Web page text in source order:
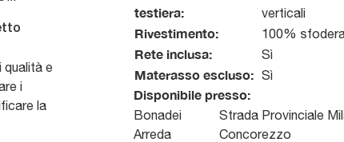
qualità e
i
la
testiera:
verticali
Rivestimento: 100%
Rete inclusa: Sì
Materasso escluso: Sì
Disponibile presso:
Bonadei
Arreda
Strada Provinciale
Concorezzo